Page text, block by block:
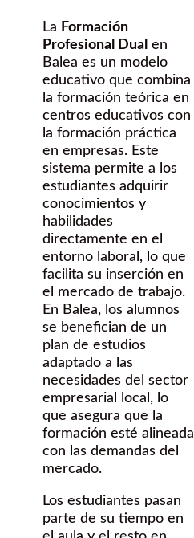
La Formación
Profesional Dual en
Balea es un modelo
educativo que combina
la formación teórica en
centros educativos con
la formación práctica
en empresas. Este
sistema permite a los
estudiantes adquirir
conocimientos y
habilidades
directamente en el
entorno laboral, lo que
facilita su inserción en
el mercado de trabajo.
En Balea, los alumnos
se benefician de un
plan de estudios
adaptado a las
necesidades del sector
empresarial local, lo
que asegura que la
formación esté alineada
con las demandas del
mercado.
Los estudiantes pasan
parte de su tiempo en